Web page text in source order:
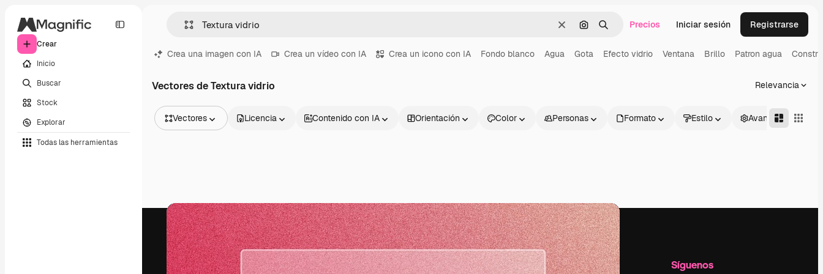
Crear
Inicio
Buscar
Stock
Explorar
Todas las herramientas
BorrarBuscar por imagen
BuscarPrecios Iniciar sesión Registrarse
Crea una imagen con IA Crea un vídeo con IA Crea un icono con IA Fondo blanco Agua Gota Efecto vidrio Ventana Brillo Patron agua
Vectores de Textura vidrio Relevancia
Vectores
Vídeos
Clips de vídeo
Motion graphics
Plantillas de vídeos
Iconos
Modelos 3D
Fuentes
Licencia Contenido con IA Orientación Color Personas Formato Estilo Avanzado
Productos Información útil Empresa Síguenos